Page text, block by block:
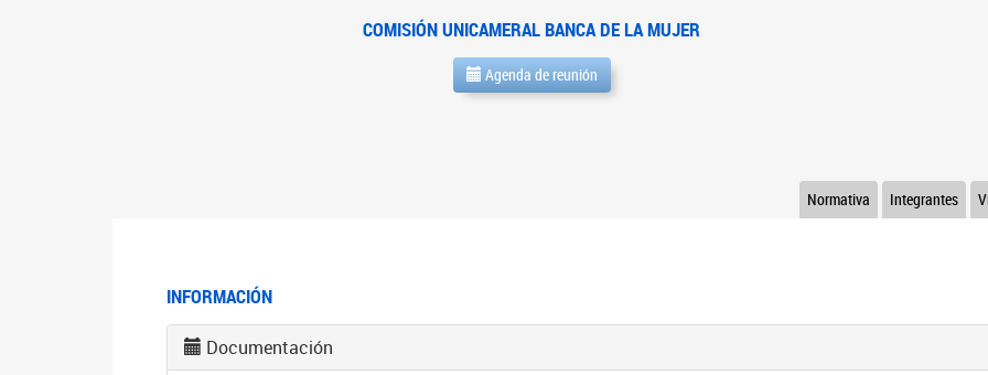
COMISIÓN UNICAMERAL BANCA DE LA MUJER
Agenda de reunión
Integrantes
Normativa
INFORMACIÓN
Documentación